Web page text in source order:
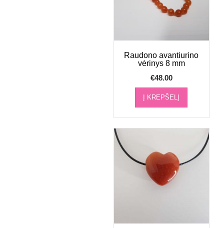
Raudono avantiurino
vėrinys 8 mm
€48.00
Į KREPŠELĮ